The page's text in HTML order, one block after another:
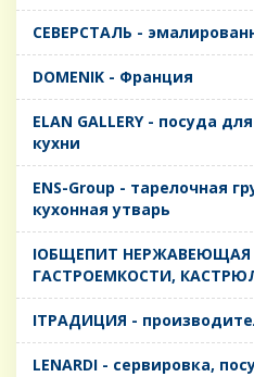
CЕВЕРСТАЛЬ -
DOMENIK - Франция
ELAN GALLERY - посуда
кухни
ENS-Group - тарелочная
кухонная утварь
IОБЩЕПИТ НЕРЖАВЕЮЩАЯ
ГАСТРОЕМКОСТИ,
IТРАДИЦИЯ -
LENARDI - сервировка,